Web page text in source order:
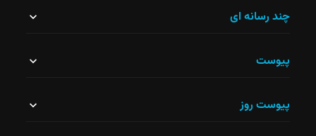
نباید
چند رسانه ای
پیوست
پیوست روز